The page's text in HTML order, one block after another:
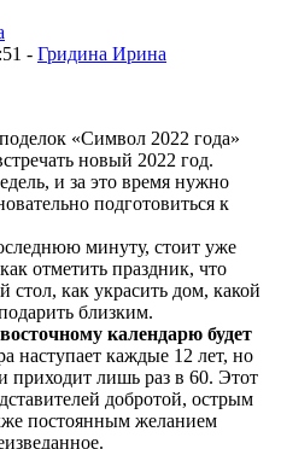
- Гридина Ирина
«Символ 2022 года»
новый 2022 год.
и за это время нужно
подготовиться к
минуту, стоит уже
отметить праздник, что
стол, как украсить дом, какой
близким.
календарю будет
наступает каждые 12 лет, но
приходит лишь раз в 60. Этот
добротой, острым
постоянным желанием